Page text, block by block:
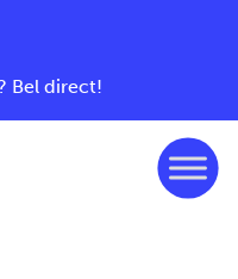
Bel direct!